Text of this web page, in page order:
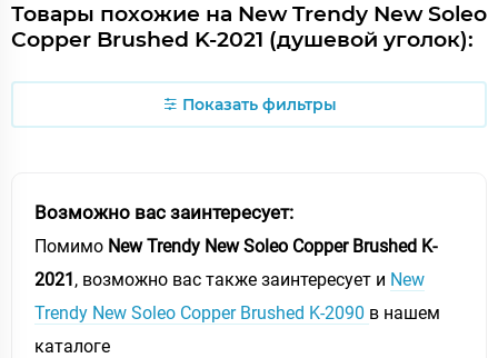
Товары похожие на New Trendy New Soleo
Copper Brushed K-2021 (душевой уголок):
Показать фильтры
Возможно вас заинтересует:
Помимо New Trendy New Soleo Copper Brushed K-
2021, возможно вас также заинтересует и New
Trendy New Soleo Copper Brushed K-2090 в нашем
каталоге